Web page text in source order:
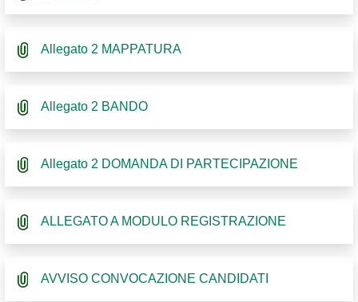
Allegato 2 MAPPATURA
Allegato 2 BANDO
Allegato 2 DOMANDA DI PARTECIPAZIONE
ALLEGATO A MODULO REGISTRAZIONE
AVVISO CONVOCAZIONE CANDIDATI